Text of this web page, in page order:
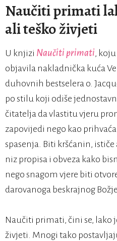
Naučiti primati
ali teško živjeti
U knjizi Naučiti primati,
objavila nakladnička kuća
duhovnih bestselera o.
po stilu koji odiše
čitatelja da vlastitu vjeru
zapovijedi nego kao
spasenja. Biti kršćanin, ističe
niz propisa i obveza kako
nego snagom vjere biti
darovanoga beskrajnog
Naučiti primati, čini se, lako
živjeti. Mnogi tako